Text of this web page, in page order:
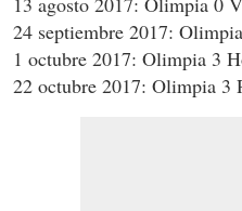
24 septiembre 2017:
1 octubre 2017: Olimpia 3
22 octubre 2017: Olimpia 3